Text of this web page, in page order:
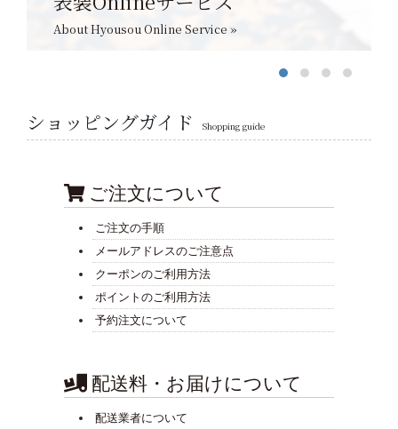
About Hyousou Online Service »
ショッピングガイド Shopping guide
ご注文について
ご注文の手順
メールアドレスのご注意点
クーポンのご利用方法
ポイントのご利用方法
予約注文について
配送料・お届けについて
配送業者について